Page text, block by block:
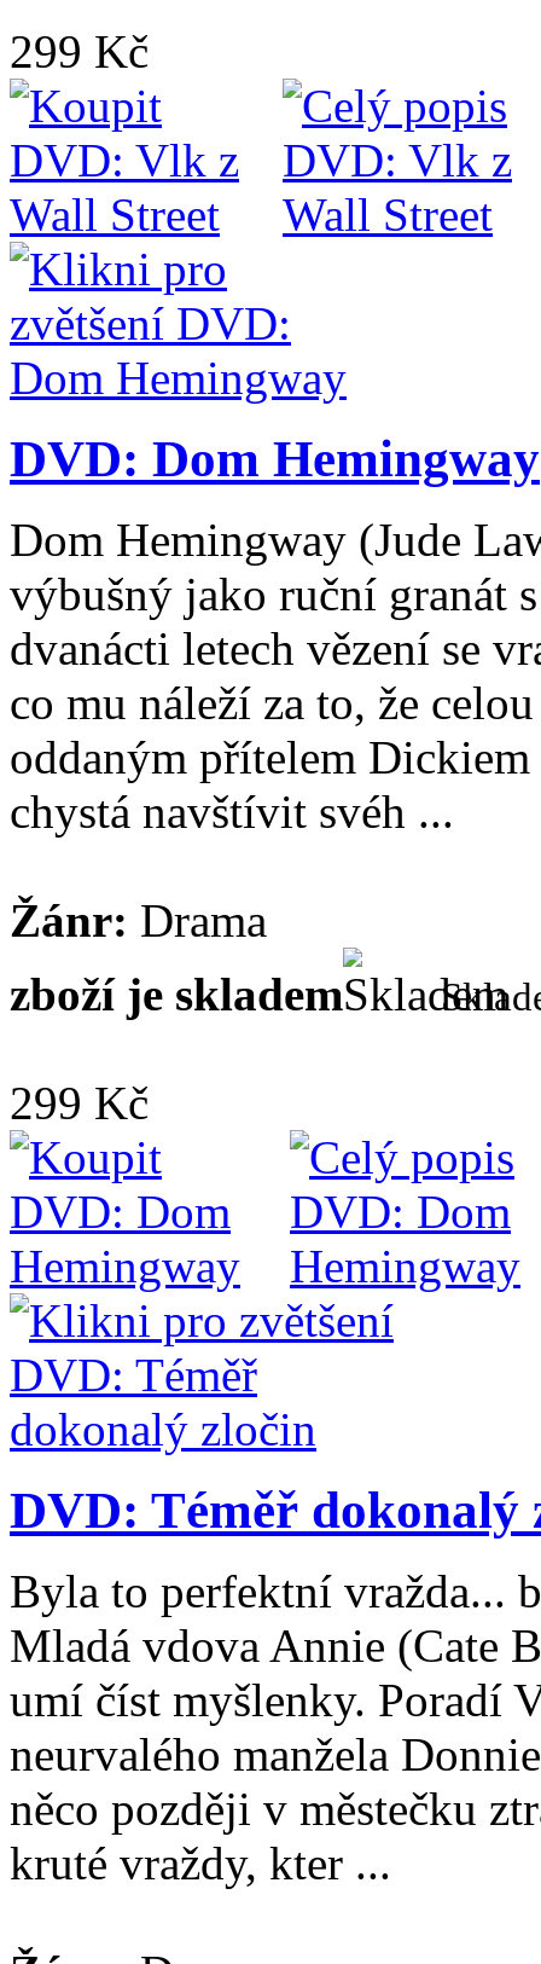
299 Kč
DVD: Dom Hemingway
Dom Hemingway (Jude
výbušný jako ruční granát
dvanácti letech vězení se
co mu náleží za to, že
oddaným přítelem
chystá navštívit svéh ...
Žánr: Drama
zboží je skladem
299 Kč
DVD: Téměř dokonalý
Byla to perfektní vražda...
Mladá vdova Annie (Cate
umí číst myšlenky. Poradí
neurvalého manžela
něco později v městečku
kruté vraždy, kter ...